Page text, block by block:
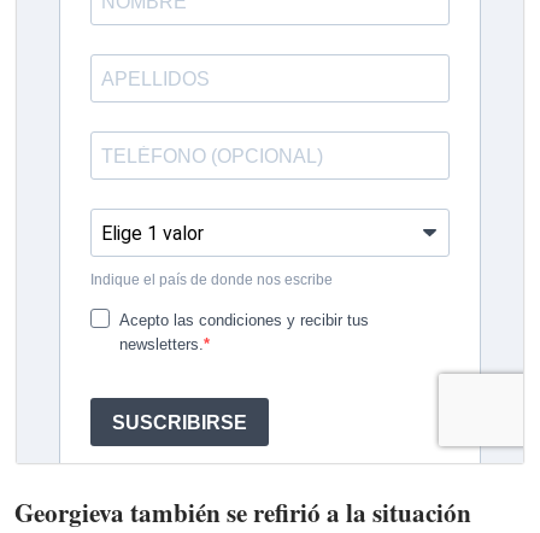
Georgieva también se refirió a la situación